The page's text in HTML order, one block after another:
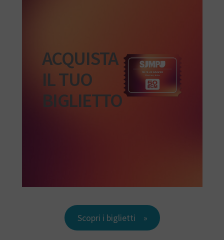
ACQUISTA
IL TUO
BIGLIETTO
Scopri i biglietti